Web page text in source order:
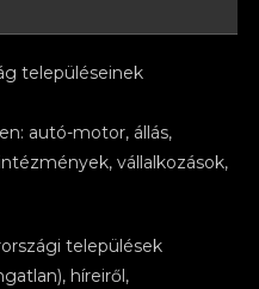
településeinek
autó-motor, állás,
vállalkozások,
települések
híreiről,